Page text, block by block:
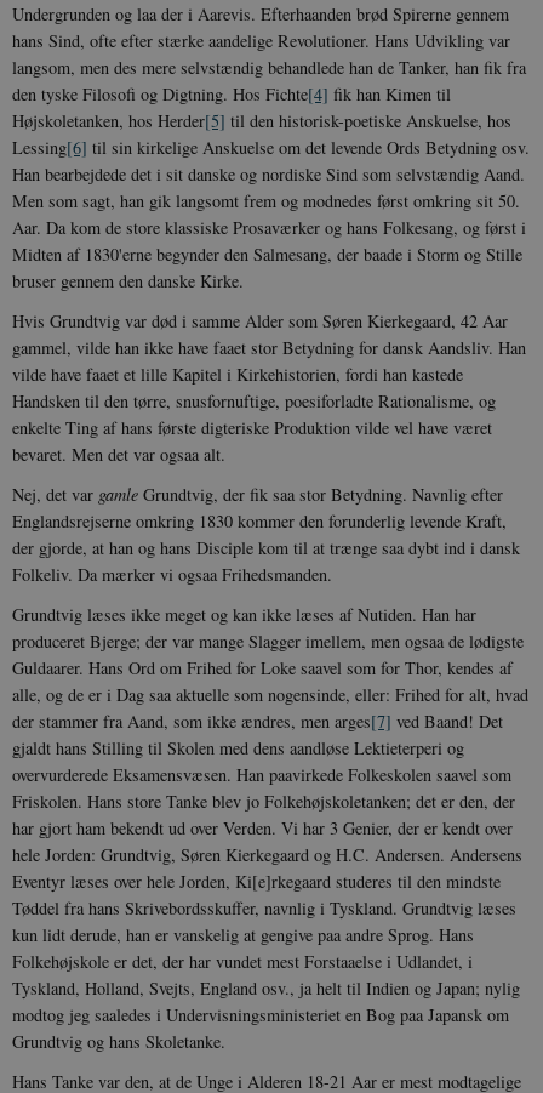
Undergrunden og laa der i Aarevis. Efterhaanden brød Spirerne gennem
hans Sind, ofte efter stærke aandelige Revolutioner. Hans Udvikling var
langsom, men des mere selvstændig behandlede han de Tanker, han fik fra
den tyske Filosofi og Digtning. Hos Fichte[4] fik han Kimen til
Højskoletanken, hos Herder[5] til den historisk-poetiske Anskuelse, hos
Lessing[6] til sin kirkelige Anskuelse om det levende Ords Betydning osv.
Han bearbejdede det i sit danske og nordiske Sind som selvstændig Aand.
Men som sagt, han gik langsomt frem og modnedes først omkring sit 50.
Aar. Da kom de store klassiske Prosaværker og hans Folkesang, og først i
Midten af 1830'erne begynder den Salmesang, der baade i Storm og Stille
bruser gennem den danske Kirke.
Hvis Grundtvig var død i samme Alder som Søren Kierkegaard, 42 Aar
gammel, vilde han ikke have faaet stor Betydning for dansk Aandsliv. Han
vilde have faaet et lille Kapitel i Kirkehistorien, fordi han kastede
Handsken til den tørre, snusfornuftige, poesiforladte Rationalisme, og
enkelte Ting af hans første digteriske Produktion vilde vel have været
bevaret. Men det var ogsaa alt.
Nej, det var gamle Grundtvig, der fik saa stor Betydning. Navnlig efter
Englandsrejserne omkring 1830 kommer den forunderlig levende Kraft,
der gjorde, at han og hans Disciple kom til at trænge saa dybt ind i dansk
Folkeliv. Da mærker vi ogsaa Frihedsmanden.
Grundtvig læses ikke meget og kan ikke læses af Nutiden. Han har
produceret Bjerge; der var mange Slagger imellem, men ogsaa de lødigste
Guldaarer. Hans Ord om Frihed for Loke saavel som for Thor, kendes af
alle, og de er i Dag saa aktuelle som nogensinde, eller: Frihed for alt, hvad
der stammer fra Aand, som ikke ændres, men arges[7] ved Baand! Det
gjaldt hans Stilling til Skolen med dens aandløse Lektieterperi og
overvurderede Eksamensvæsen. Han paavirkede Folkeskolen saavel som
Friskolen. Hans store Tanke blev jo Folkehøjskoletanken; det er den, der
har gjort ham bekendt ud over Verden. Vi har 3 Genier, der er kendt over
hele Jorden: Grundtvig, Søren Kierkegaard og H.C. Andersen. Andersens
Eventyr læses over hele Jorden, Ki[e]rkegaard studeres til den mindste
Tøddel fra hans Skrivebordsskuffer, navnlig i Tyskland. Grundtvig læses
kun lidt derude, han er vanskelig at gengive paa andre Sprog. Hans
Folkehøjskole er det, der har vundet mest Forstaaelse i Udlandet, i
Tyskland, Holland, Svejts, England osv., ja helt til Indien og Japan; nylig
modtog jeg saaledes i Undervisningsministeriet en Bog paa Japansk om
Grundtvig og hans Skoletanke.
Hans Tanke var den, at de Unge i Alderen 18-21 Aar er mest modtagelige